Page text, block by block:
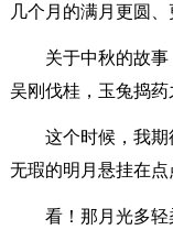
几个月的满月更圆、
关于中秋的故事
吴刚伐桂，玉兔捣药
这个时候，我
无瑕的明月悬挂在点
看！那月光多